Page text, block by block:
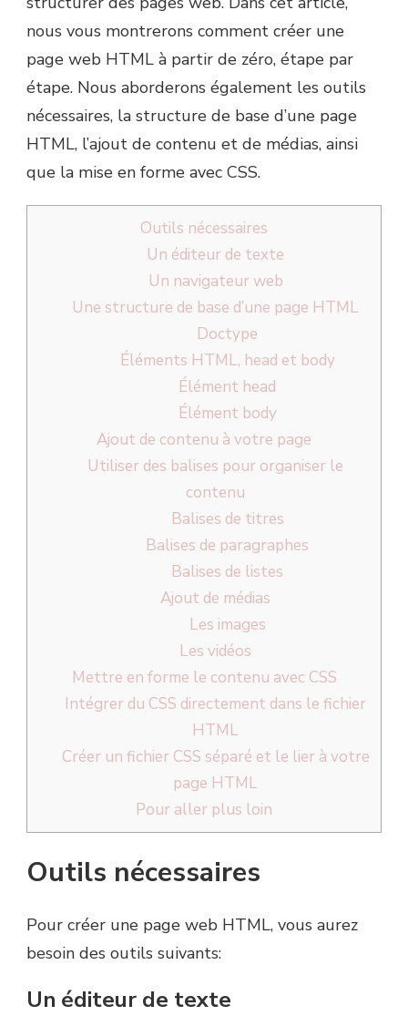
nous vous montrerons comment créer une
page web HTML à partir de zéro, étape par
étape. Nous aborderons également les outils
nécessaires, la structure de base d’une page
HTML, l’ajout de contenu et de médias, ainsi
que la mise en forme avec CSS.
Outils nécessaires
Un éditeur de texte
Un navigateur web
Une structure de base d’une page HTML
Doctype
Éléments HTML, head et body
Élément head
Élément body
Ajout de contenu à votre page
Utiliser des balises pour organiser le
contenu
Balises de titres
Balises de paragraphes
Balises de listes
Ajout de médias
Les images
Les vidéos
Mettre en forme le contenu avec CSS
Intégrer du CSS directement dans le fichier
HTML
Créer un fichier CSS séparé et le lier à votre
page HTML
Pour aller plus loin
Outils nécessaires
Pour créer une page web HTML, vous aurez
besoin des outils suivants:
Un éditeur de texte